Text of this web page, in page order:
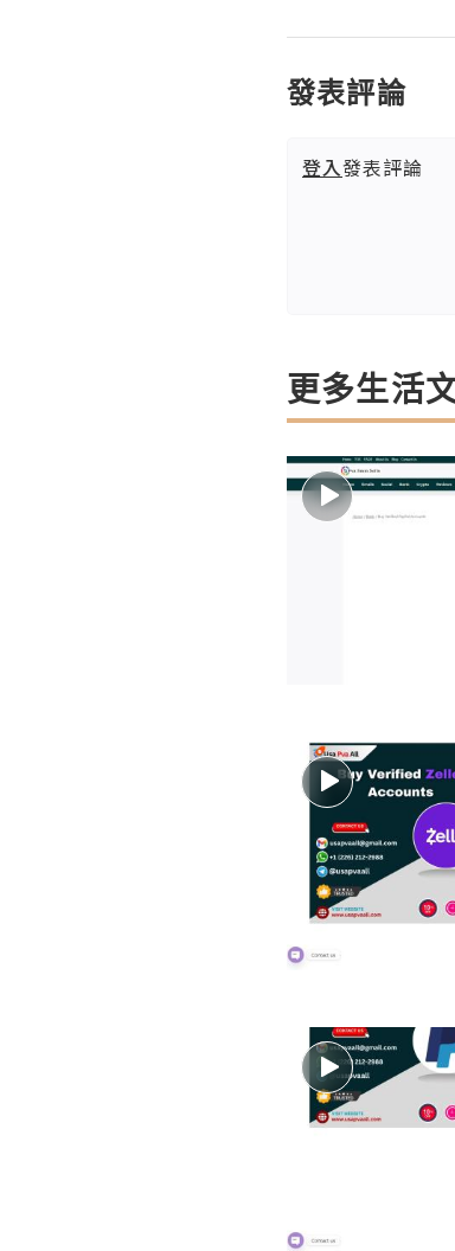
發表評論
登入發表評論
更多生活